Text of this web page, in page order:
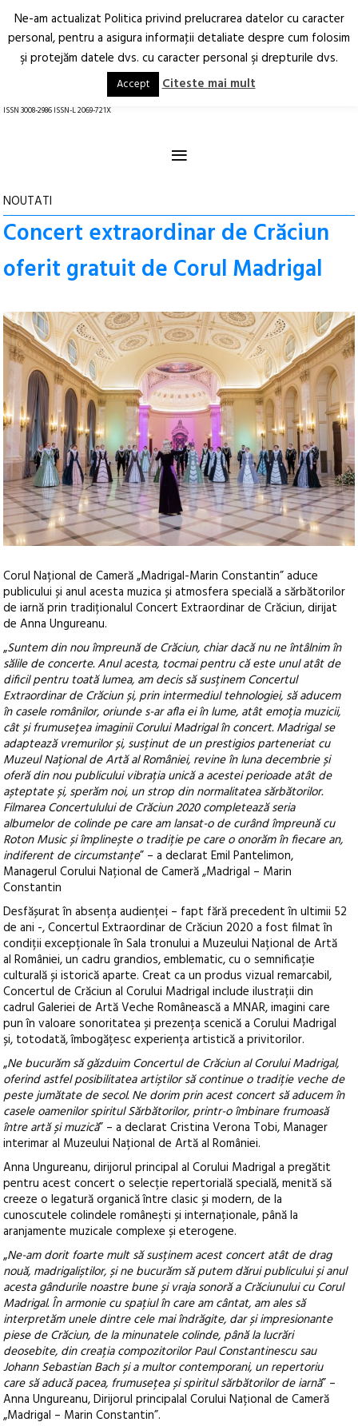
Arhitectură.
Oraș.
RO EN
ISSN 3008-2986 ISSN-L 2069-721X
≡
NOUTATI
Concert extraordinar de Crăciun
oferit gratuit de Corul Madrigal
Corul Național de Cameră „Madrigal-Marin Constantin” aduce
publicului și anul acesta muzica și atmosfera specială a sărbătorilor
de iarnă prin tradiționalul Concert Extraordinar de Crăciun, dirijat
de Anna Ungureanu.
„Suntem din nou împreună de Crăciun, chiar dacă nu ne întâlnim în
sălile de concerte. Anul acesta, tocmai pentru că este unul atât de
dificil pentru toată lumea, am decis să susținem Concertul
Extraordinar de Crăciun și, prin intermediul tehnologiei, să aducem
în casele românilor, oriunde s-ar afla ei în lume, atât emoția muzicii,
cât și frumusețea imaginii Corului Madrigal în concert. Madrigal se
adaptează vremurilor și, susținut de un prestigios parteneriat cu
Muzeul Național de Artă al României, revine în luna decembrie și
oferă din nou publicului vibrația unică a acestei perioade atât de
așteptate și, sperăm noi, un strop din normalitatea sărbătorilor.
Filmarea Concertulului de Crăciun 2020 completează seria
albumelor de colinde pe care am lansat-o de curând împreună cu
Roton Music și împlinește o tradiție pe care o onorăm în fiecare an,
indiferent de circumstanțe” – a declarat Emil Pantelimon,
Managerul Corului Național de Cameră „Madrigal – Marin
Constantin
Desfășurat în absența audienței – fapt fără precedent în ultimii 52
de ani -, Concertul Extraordinar de Crăciun 2020 a fost filmat în
condiții excepționale în Sala tronului a Muzeului Național de Artă
al României, un cadru grandios, emblematic, cu o semnificație
culturală și istorică aparte. Creat ca un produs vizual remarcabil,
Concertul de Crăciun al Corului Madrigal include ilustrații din
cadrul Galeriei de Artă Veche Românească a MNAR, imagini care
pun în valoare sonoritatea și prezența scenică a Corului Madrigal
și, totodată, îmbogățesc experiența artistică a privitorilor.
„Ne bucurăm să găzduim Concertul de Crăciun al Corului Madrigal,
oferind astfel posibilitatea artiștilor să continue o tradiție veche de
peste jumătate de secol. Ne dorim prin acest concert să aducem în
casele oamenilor spiritul Sărbătorilor, printr-o îmbinare frumoasă
între artă și muzică” – a declarat Cristina Verona Tobi, Manager
interimar al Muzeului Național de Artă al României.
Anna Ungureanu, dirijorul principal al Corului Madrigal a pregătit
pentru acest concert o selecție repertorială specială, menită să
creeze o legatură organică între clasic și modern, de la
cunoscutele colindele românești și internaționale, până la
aranjamente muzicale complexe și eterogene.
„Ne-am dorit foarte mult să susținem acest concert atât de drag
nouă, madrigaliștilor, și ne bucurăm să putem dărui publicului și anul
acesta gândurile noastre bune și vraja sonoră a Crăciunului cu Corul
Madrigal. În armonie cu spațiul în care am cântat, am ales să
interpretăm unele dintre cele mai îndrăgite, dar și impresionante
piese de Crăciun, de la minunatele colinde, până la lucrări
deosebite, din creația compozitorilor Paul Constantinescu sau
Johann Sebastian Bach și a multor contemporani, un repertoriu
care să aducă pacea, frumusețea și spiritul sărbătorilor de iarnă” –
Anna Ungureanu, Dirijorul principalal Corului Național de Cameră
„Madrigal – Marin Constantin”.
Ne-am actualizat Politica privind prelucrarea datelor cu caracter
personal, pentru a asigura informaţii detaliate despre cum folosim
şi protejăm datele dvs. cu caracter personal şi drepturile dvs.
Accept Citeste mai mult